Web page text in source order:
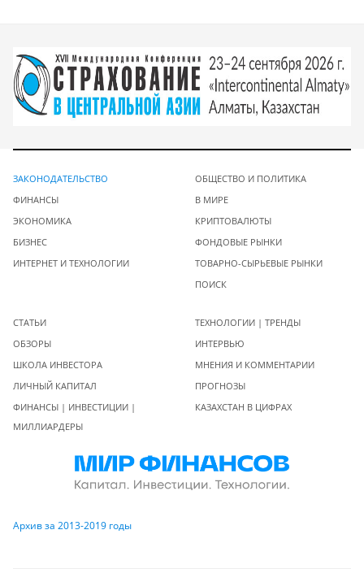
ЗАКОНОДАТЕЛЬСТВО
ФИНАНСЫ
ЭКОНОМИКА
БИЗНЕС
ИНТЕРНЕТ И ТЕХНОЛОГИИ
ОБЩЕСТВО И ПОЛИТИКА
В МИРЕ
КРИПТОВАЛЮТЫ
ФОНДОВЫЕ РЫНКИ
ТОВАРНО-СЫРЬЕВЫЕ РЫНКИ
ПОИСК
СТАТЬИ
ОБЗОРЫ
ШКОЛА ИНВЕСТОРА
ЛИЧНЫЙ КАПИТАЛ
ФИНАНСЫ | ИНВЕСТИЦИИ |
МИЛЛИАРДЕРЫ
ТЕХНОЛОГИИ | ТРЕНДЫ
ИНТЕРВЬЮ
МНЕНИЯ И КОММЕНТАРИИ
ПРОГНОЗЫ
КАЗАХСТАН В ЦИФРАХ
Архив за 2013-2019 годы